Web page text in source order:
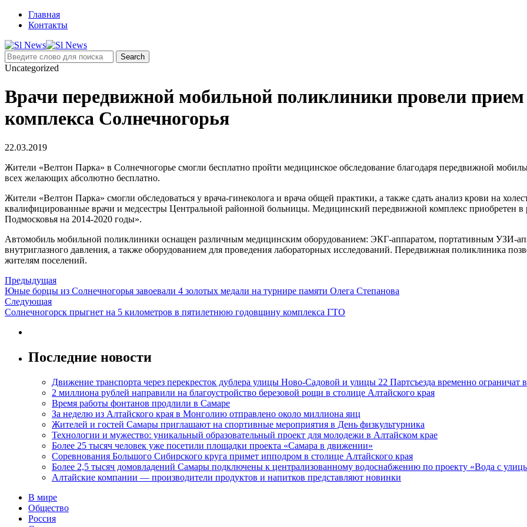
Главная
Контакты
Uncategorized
Врачи передвижной мобильной поликлиники провели
комплекса Солнечногорья
22.03.2019
Жители «Велтон Парка» в Солнечногорье смогли бесплатно пройти медицинское обследование благодаря передвижной
всех желающих абсолютно бесплатно.
Жители «Велтон Парка» смогли обследоваться у врача-гинеколога и врача общей практики, а также сдать анализ крови на
квалифицированные врачи и медсестры Центральной районной больницы. Медицинский передвижной комплекс приобретен в
Подмосковья на 2014-2020 годы».
Автомобиль мобильной поликлиники оснащен различным медицинским оборудованием: ЭКГ-аппаратом, портативным УЗИ-
внутриглазного давления, а также оборудованием для проведения лабораторных исследований. Передвижная поликлиника
жителям поселений.
Предыдущая
Юные борцы из Солнечногорья завоевали 4 золотых медали на турнире памяти Олега Степанова
Следующая
Солнечногорск прыгнет на 5 километров в пятилетнюю годовщину комплекса ГТО
Последние новости
Движение транспорта через перекресток дублера улицы Ново-Садовой и улицы 22 Партсъезда временно ограничат
2 миллиона рублей направили на благоустройство березовой рощи в столице Алтайского края
Время работы фонтанов продлили в Самаре
За неделю из Алтайского края в Монголию отправлено около миллиона яиц
Жителей и гостей Самары приглашают на спортивные мероприятия в День физкультурника
Технологии и мужество: уникальный образовательный проект для молодежи в Алтайском крае
Более 25 тысяч человек уже посетили площадки проекта «Самара в движении»
Соревнования Большого Сибирского круга примет ипподром в столице Алтайского края
Более 2,5 тысяч домовладений Самары подключены к централизованному водоснабжению по проекту «Вода с
Алтайские компании — производители продуктов и напитков представляют новинки
В мире
Общество
Россия